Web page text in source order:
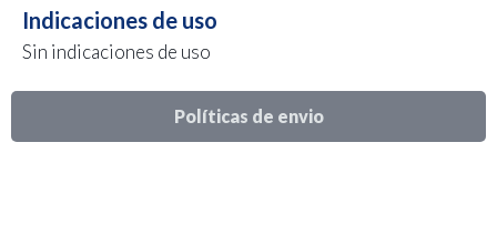
Políticas de envio
Indicaciones de uso
Sin indicaciones de uso